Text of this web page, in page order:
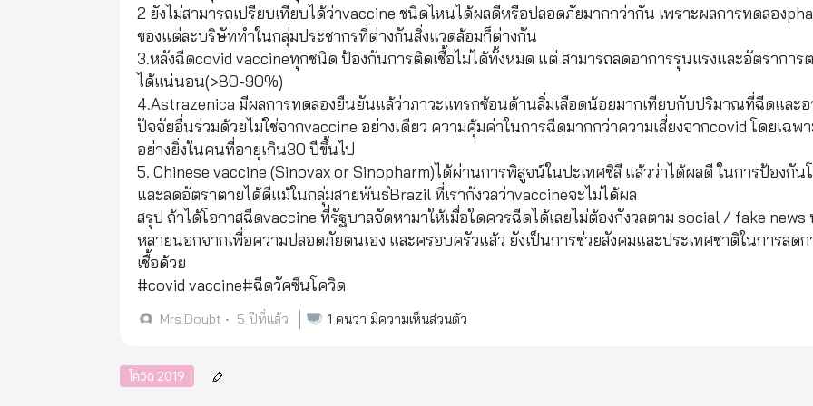
2 ยังไม่สามารถเปรียบเทียบได้ว่าvaccine ชนิดไหนได้ผลดีหรือปลอดภัยมากกว่ากัน เพราะผลการทดลอง
ของแต่ละบริษัททำในกลุ่มประชากรที่ต่างกันสิ่งแวดล้อมก็ต่างกัน
3.หลังฉีดcovid vaccineทุกชนิด ป้องกันการติดเชื้อไม่ได้ทั้งหมด แต่ สามารถลดอาการรุนแรงและอัตราการ
ได้แน่นอน(>80-90%)
4.Astrazenica มีผลการทดลองยืนยันแล้ว่าภาวะแทรกซ้อนด้านลิ่มเลือดน้อยมากเทียบกับปริมาณที่ฉีดและอ
ปัจจัยอื่นร่วมด้วยไม่ใช่จากvaccine อย่างเดียว ความคุ้มค่าในการฉีดมากกว่าความเสี่ยงจากcovid โดยเฉพ
อย่างยิ่งในคนที่อายุเกิน30 ปีขึ้นไป
5. Chinese vaccine (Sinovax or Sinopharm)ได้ผ่านการพิสูจน์ในปะเทศชิลี แล้วว่าได้ผลดี ในการป้องกัน
และลดอัตราตายได้ดีแม้ในกลุ่มสายพันธํBrazil ที่เรากังวลว่าvaccineจะไม่ได้ผล
สรุป ถ้าได้โอกาสฉีดvaccine ที่รัฐบาลจัดหามาให้เมื่อใดควรฉีดได้เลยไม่ต้องกังวลตาม social / fake news
หลายนอกจากเพื่อความปลอดภัยตนเอง และครอบครัวแล้ว ยังเป็นการช่วยสังคมและประเทศชาติในการลด
เชื้อด้วย
#covid vaccine#ฉีดวัคซีนโควิด
Mrs.Doubt • 5 ปีที่แล้ว 1 คนว่า มีความเห็นส่วนตัว
โควิด 2019